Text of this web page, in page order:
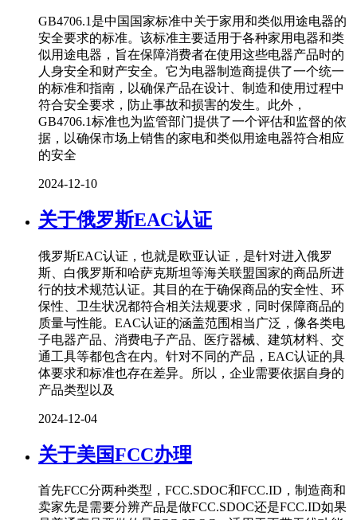
GB4706.1是中国国家标准中关于家用和类似用途电器的
安全要求的标准。该标准主要适用于各种家用电器和类
似用途电器，旨在保障消费者在使用这些电器产品时的
人身安全和财产安全。它为电器制造商提供了一个统一
的标准和指南，以确保产品在设计、制造和使用过程中
符合安全要求，防止事故和损害的发生。此外，
GB4706.1标准也为监管部门提供了一个评估和监督的依
据，以确保市场上销售的家电和类似用途电器符合相应
的安全
2024-12-10
关于俄罗斯EAC认证
俄罗斯EAC认证，也就是欧亚认证，是针对进入俄罗
斯、白俄罗斯和哈萨克斯坦等海关联盟国家的商品所进
行的技术规范认证。其目的在于确保商品的安全性、环
保性、卫生状况都符合相关法规要求，同时保障商品的
质量与性能。EAC认证的涵盖范围相当广泛，像各类电
子电器产品、消费电子产品、医疗器械、建筑材料、交
通工具等都包含在内。针对不同的产品，EAC认证的具
体要求和标准也存在差异。所以，企业需要依据自身的
产品类型以及
2024-12-04
关于美国FCC办理
首先FCC分两种类型，FCC.SDOC和FCC.ID，制造商和
卖家先是需要分辨产品是做FCC.SDOC还是FCC.ID如果